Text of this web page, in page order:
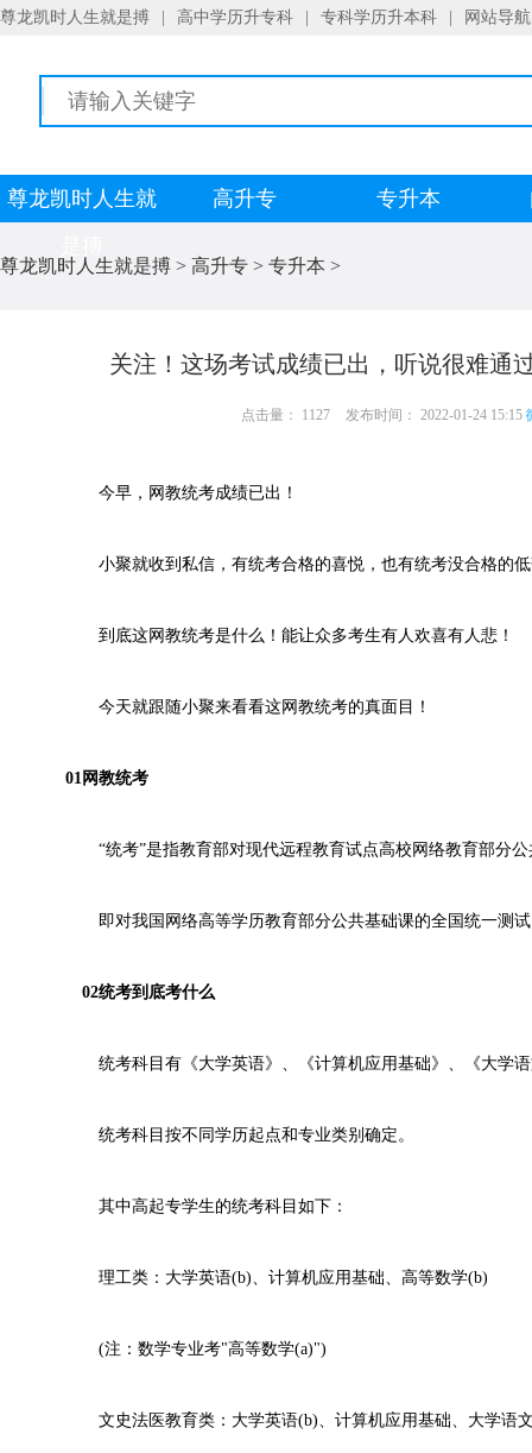
尊龙凯时人生就是搏 高中学历升专科 专科学历升本科 网站导航
尊龙凯时人生就
高升专 专升本
尊龙凯时人生就是搏 > 高升专 > 专升本 >
关注！这场考试成绩已出，听说很难通
点击量： 1127 发布时间： 2022-01-24 15:15
今早，网教统考成绩已出！
小聚就收到私信，有统考合格的喜悦，也有统考没合格的
到底这网教统考是什么！能让众多考生有人欢喜有人悲！
今天就跟随小聚来看看这网教统考的真面目！
01网教统考
“统考”是指教育部对现代远程教育试点高校网络教育部分公
即对我国网络高等学历教育部分公共基础课的全国统一测试
02统考到底考什么
统考科目有《大学英语》、《计算机应用基础》、《大学语
统考科目按不同学历起点和专业类别确定。
其中高起专学生的统考科目如下：
理工类：大学英语(b)、计算机应用基础、高等数学(b)
(注：数学专业考"高等数学(a)")
文史法医教育类：大学英语(b)、计算机应用基础、大学语